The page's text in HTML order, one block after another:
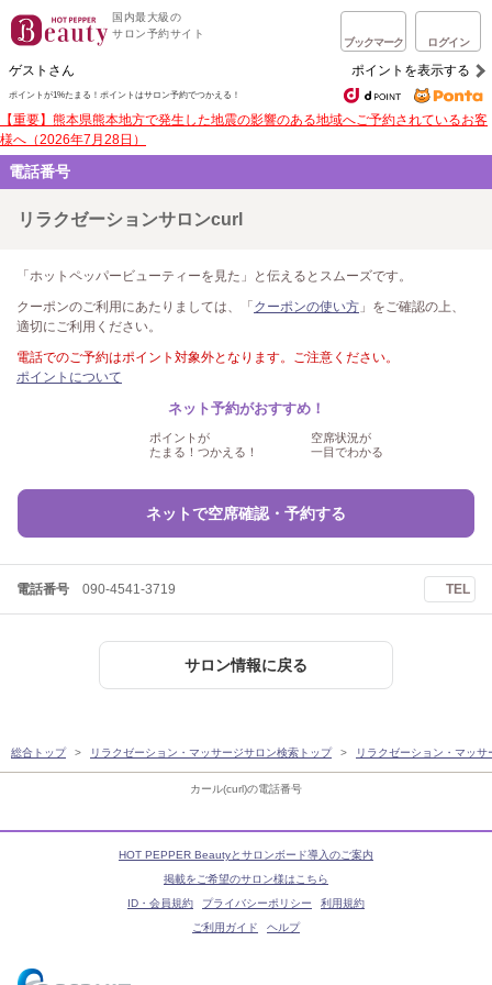
国内最大級の
サロン予約サイト
ブックマーク ログイン
ゲストさん ポイントを表示する
ポイントが1%たまる！ ポイントはサロン予約でつかえる！
【重要】熊本県熊本地方で発生した地震の影響のある地域へご予約されているお客
様へ（2026年7月28日）
電話番号
カール(curl)の電話番号
リラクゼーションサロンcurl
「ホットペッパービューティーを見た」と伝えるとスムーズです。
クーポンのご利用にあたりましては、「 クーポンの使い方 」をご確認の上、
適切にご利用ください。
電話でのご予約はポイント対象外となります。ご注意ください。
ポイントについて
ネット予約がおすすめ！
ポイントが
たまる！つかえる！
空席状況が
一目でわかる
ネットで空席確認・予約する
電話番号 090-4541-3719 TEL
サロン情報に戻る
総合トップ リラクゼーション・マッサージサロン検索トップ リラクゼーション・マッ
HOT PEPPER Beautyとサロンボード導入のご案内
掲載をご希望のサロン様はこちら
ID・会員規約
プライバシーポリシー
利用規約
ご利用ガイド
ヘルプ